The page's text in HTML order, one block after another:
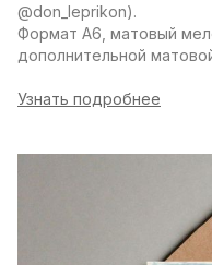
@don_leprikon).
Формат А6, матовый
дополнительной
Узнать подробнее